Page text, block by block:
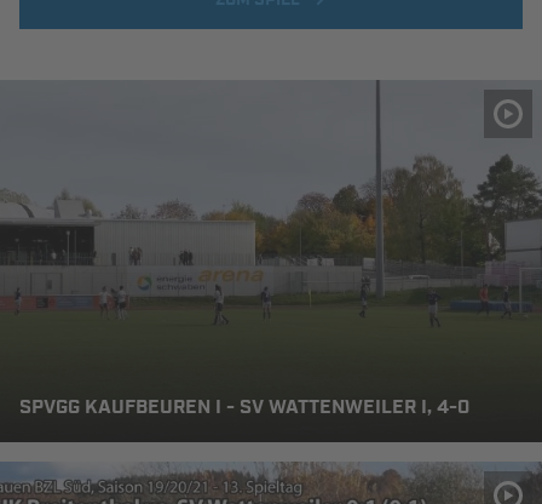
SPVGG KAUFBEUREN I - SV WATTENWEILER I, 4-0